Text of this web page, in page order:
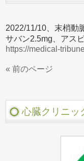
2022/11/10、末梢動
サバン2.5mg、アス
https://medical-
« 前のページ
心臓クリニッ